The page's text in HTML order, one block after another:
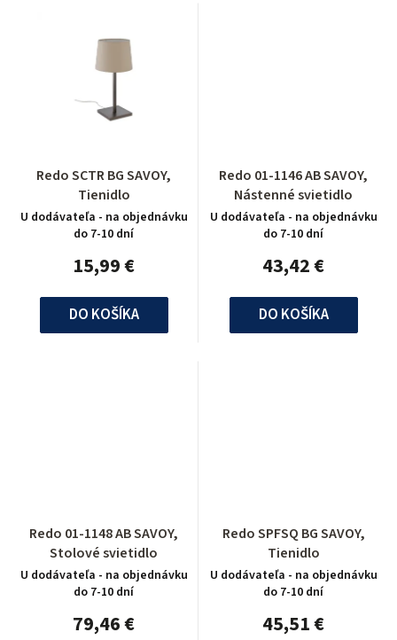
Redo SCTR BG SAVOY,
Tienidlo
U dodávateľa - na objednávku
do 7-10 dní
15,99 €
DO KOŠÍKA
Redo 01-1146 AB SAVOY,
Nástenné svietidlo
U dodávateľa - na objednávku
do 7-10 dní
43,42 €
DO KOŠÍKA
Redo 01-1148 AB SAVOY,
Stolové svietidlo
U dodávateľa - na objednávku
do 7-10 dní
79,46 €
Redo SPFSQ BG SAVOY,
Tienidlo
U dodávateľa - na objednávku
do 7-10 dní
45,51 €